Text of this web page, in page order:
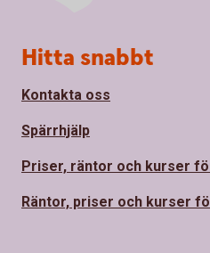
Sidfot
Hitta snabbt
Kontakta oss
Spärrhjälp
Priser, räntor och kurser
Räntor, priser och kurser